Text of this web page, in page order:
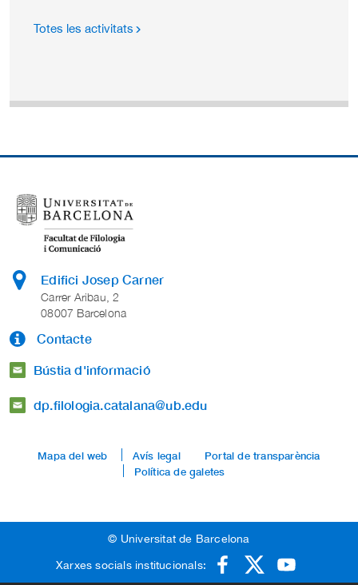
Totes les activitats
Edifici Josep Carner
Carrer Aribau, 2
08007 Barcelona
Contacte
Bústia d'informació
dp.filologia.catalana@ub.edu
Mapa del web Avís legal
Portal de transparència
Política de galetes
© Universitat de Barcelona
Xarxes socials institucionals: